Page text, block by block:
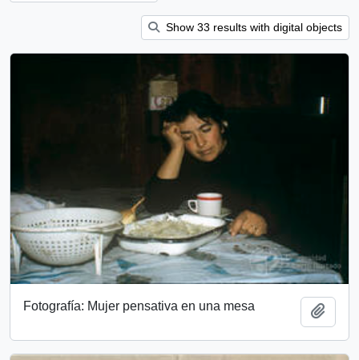
Show 33 results with digital objects
Fotografía: Mujer pensativa en una mesa